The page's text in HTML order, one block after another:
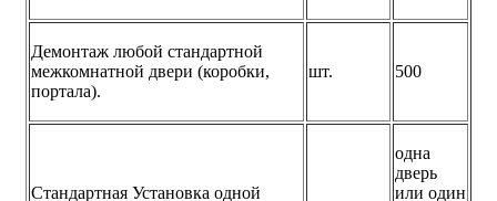
Демонтаж любой стандартной
межкомнатной двери (коробки,
портала).
шт. 500
Стандартная Установка одной
одна
дверь
или один